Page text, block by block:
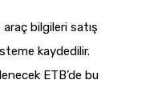
araç bilgileri satış
kaydedilir.
ETB’de bu